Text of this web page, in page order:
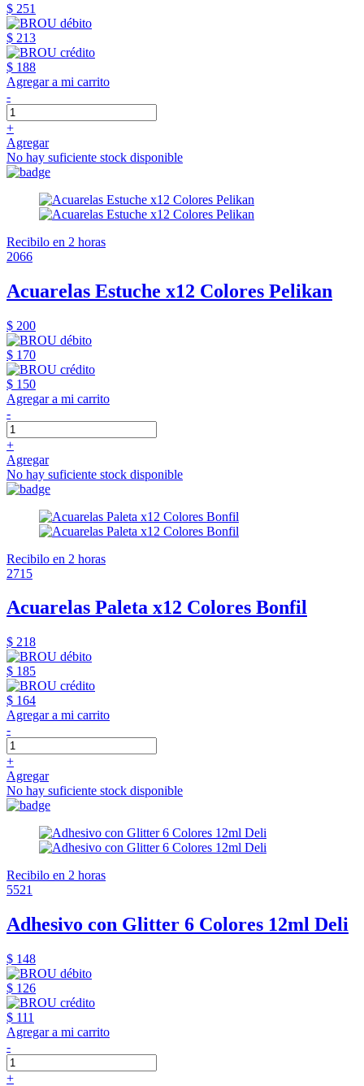
$ 251
$ 213
$ 188
Agregar a mi carrito
-
+
Agregar
No hay suficiente stock disponible
Recibilo en 2 horas
2066
Acuarelas Estuche x12 Colores Pelikan
$ 200
$ 170
$ 150
Agregar a mi carrito
-
+
Agregar
No hay suficiente stock disponible
Recibilo en 2 horas
2715
Acuarelas Paleta x12 Colores Bonfil
$ 218
$ 185
$ 164
Agregar a mi carrito
-
+
Agregar
No hay suficiente stock disponible
Recibilo en 2 horas
5521
Adhesivo con Glitter 6 Colores 12ml Deli
$ 148
$ 126
$ 111
Agregar a mi carrito
-
+